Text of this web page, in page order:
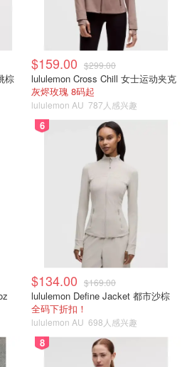
棕
$159.00 $299.00
lululemon Cross Chill 女士运动夹克
灰烬玫瑰 8码起
lululemon AU 787人感兴趣
6
$134.00 $169.00
lululemon Define Jacket 都市沙棕
全码下折扣！
lululemon AU 698人感兴趣
8